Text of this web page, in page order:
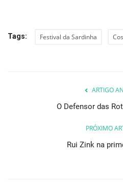
Tags: Festival da Sardinha
ARTIGO
O Defensor das
PRÓXIMO
Rui Zink na